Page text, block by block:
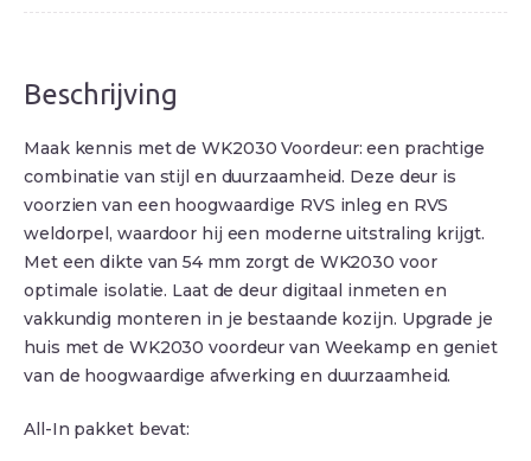
Beschrijving
Maak kennis met de WK2030 Voordeur: een prachtige
combinatie van stijl en duurzaamheid. Deze deur is
voorzien van een hoogwaardige RVS inleg en RVS
weldorpel, waardoor hij een moderne uitstraling krijgt.
Met een dikte van 54 mm zorgt de WK2030 voor
optimale isolatie. Laat de deur digitaal inmeten en
vakkundig monteren in je bestaande kozijn. Upgrade je
huis met de WK2030 voordeur van Weekamp en geniet
van de hoogwaardige afwerking en duurzaamheid.
All-In pakket bevat: